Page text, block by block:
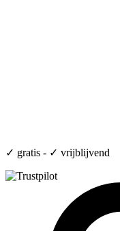
✓ gratis - ✓ vrijblijvend